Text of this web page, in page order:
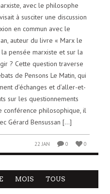
avec le philosophe
à susciter une discussion
en commun avec le
auteur du livre « Marx le
pensée marxiste et sur la
? Cette question traverse
de Pensons Le Matin, qui
d’échanges et d’aller-et-
sur les questionnements
conférence philosophique, il
Gérard Bensussan [...]
22 JAN 0 0
MOIS TOUS